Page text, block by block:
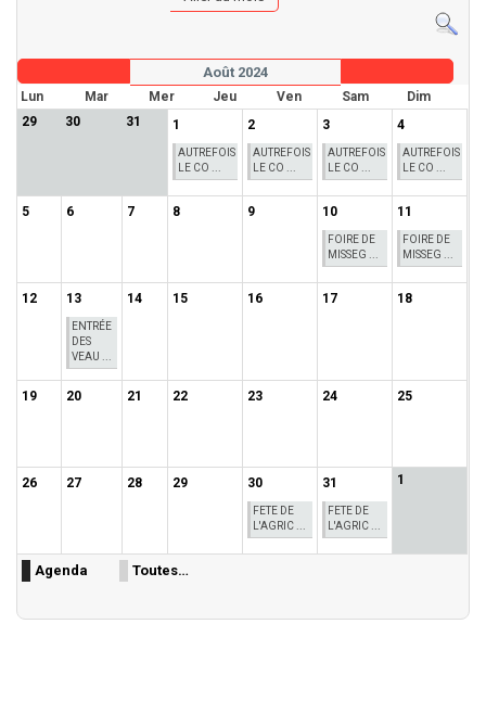
Août 2024
Lun Mar Mer Jeu Ven Sam
Dim
29
30 31 1
AUTREFOIS
LE CO ...
2
AUTREFOIS
LE CO ...
3
AUTREFOIS
LE CO ...
4
AUTREFOIS
LE CO ...
5 6 7 8 9 10
FOIRE DE
MISSEG ...
11
FOIRE DE
MISSEG ...
12 13
ENTRÉE
DES
VEAU ...
14 15 16 17 18
19 20 21 22 23 24 25
26 27 28 29 30
FETE DE
L'AGRIC ...
31
FETE DE
L'AGRIC ...
1
Agenda Toutes…